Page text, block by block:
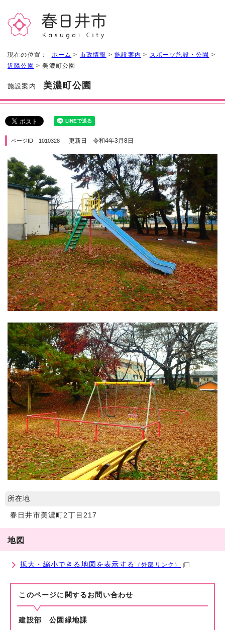
現在の位置： ホーム > 市政情報 >施設案内 > スポーツ施設・公園 >
近隣公園 > 美濃町公園
施設案内 美濃町公園
ページID 1010328 更新日 令和4年3月8日
所在地
春日井市美濃町2丁目217
地図
拡大・縮小できる地図を表示する （外部リンク）
このページに関する お問い合わせ
建設部 公園緑地課